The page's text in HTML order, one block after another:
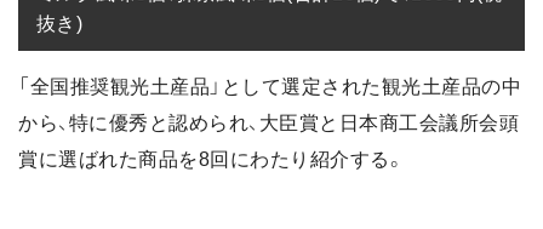
抜き)
「全国推奨観光土産品」として選定された観光土産品の中
から、特に優秀と認められ、大臣賞と日本商工会議所会頭
賞に選ばれた商品を8回にわたり紹介する。